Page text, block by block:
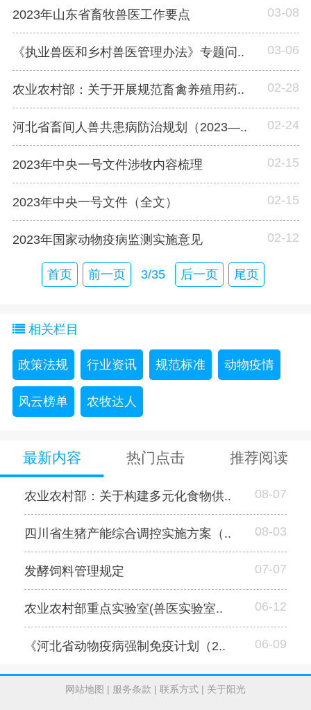
2023年山东省畜牧兽医工作要点 03-08
《执业兽医和乡村兽医管理办法》专题问.. 03-06
农业农村部：关于开展规范畜禽养殖用药.. 02-28
河北省畜间人兽共患病防治规划（2023—.. 02-24
2023年中央一号文件涉牧内容梳理 02-15
2023年中央一号文件（全文） 02-15
2023年国家动物疫病监测实施意见 02-12
首页 前一页 3/35 后一页 尾页
相关栏目
政策法规 行业资讯 规范标准 动物疫情
风云榜单 农牧达人
最新内容 热门点击 推荐阅读
农业农村部：关于构建多元化食物供.. 08-07
四川省生猪产能综合调控实施方案（.. 08-03
发酵饲料管理规定 07-07
农业农村部重点实验室(兽医实验室.. 06-12
《河北省动物疫病强制免疫计划（2.. 06-09
网站地图 | 服务条款 | 联系方式 | 关于阳光